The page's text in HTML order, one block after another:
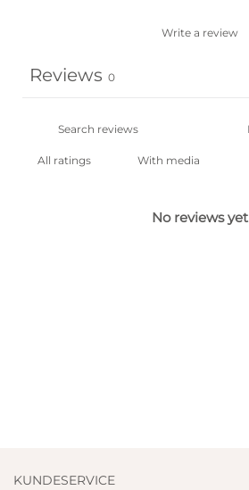
Write a review
Reviews 0
With media
No reviews yet
KUNDESERVICE